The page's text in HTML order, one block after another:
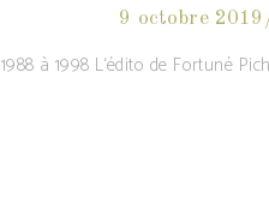
9 octobre 2019
1988 à 1998 L‘édito de Fortuné